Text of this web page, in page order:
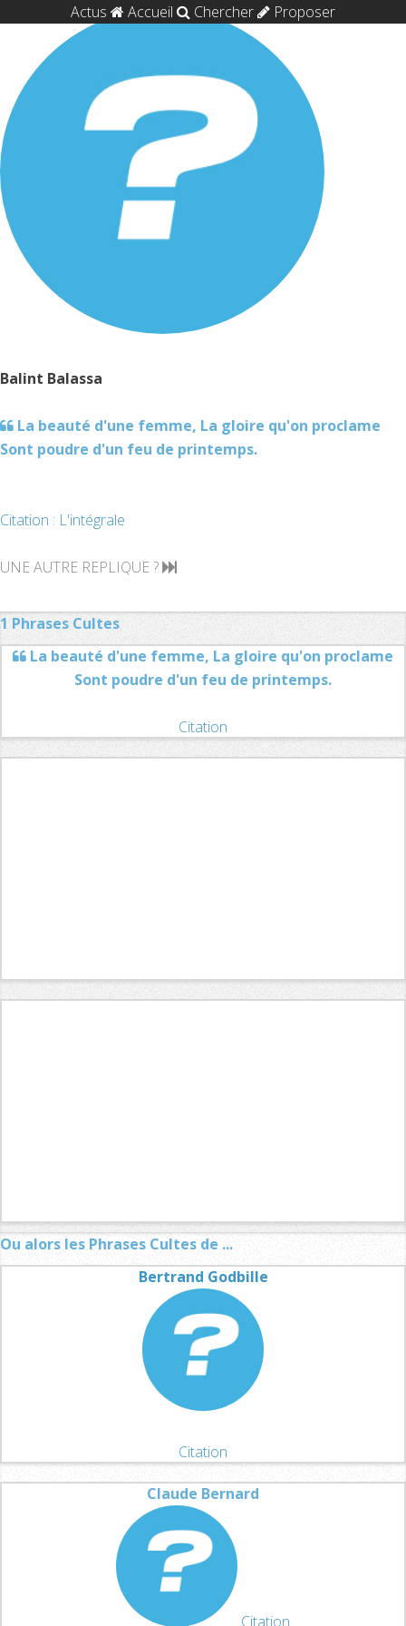
Actus Accueil Chercher Proposer
Balint Balassa
La beauté d'une femme, La gloire qu'on proclame
Sont poudre d'un feu de printemps.
Citation : L'intégrale
UNE AUTRE REPLIQUE ?
1 Phrases Cultes
La beauté d'une femme, La gloire qu'on proclame
Sont poudre d'un feu de printemps.
Citation
Ou alors les Phrases Cultes de ...
Bertrand Godbille
Citation
Claude Bernard
Citation